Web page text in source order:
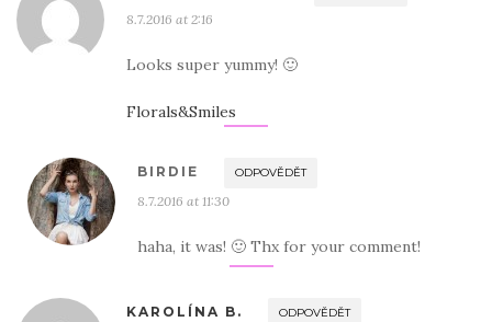
8.7.2016 at 2:16
Looks super yummy! 🙂
Florals&Smiles
BIRDIE ODPOVĚDĚT
8.7.2016 at 11:30
haha, it was! 🙂 Thx for your comment!
KAROLÍNA B. ODPOVĚDĚT